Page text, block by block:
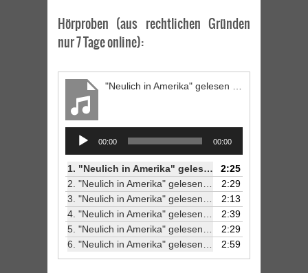
Hörproben (aus rechtlichen Gründen
nur 7 Tage online):
"Neulich in Amerika" gelesen von Jörg Petzold (1/6)
Audio
Player
00:00 00:00
1. "Neulich in Amerika" gelesen von Jörg Petzold (1/6)
2:25
2. "Neulich in Amerika" gelesen von Jörg Petzold (2/6)
2:29
3. "Neulich in Amerika" gelesen von Jörg Petzold (3/6)
2:13
4. "Neulich in Amerika" gelesen von Jörg Petzold (4/6)
2:39
5. "Neulich in Amerika" gelesen von Jörg Petzold (5/6)
2:29
6. "Neulich in Amerika" gelesen von Jörg Petzold (6/6) 2:59